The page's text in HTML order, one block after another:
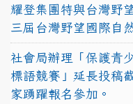
耀登集團特與台灣野
三屆台灣野望國際自
社會局辦理「保護青
標語競賽」延長投稿
家踴躍報名參加。